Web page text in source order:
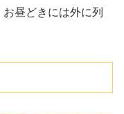
昼どきには外に列